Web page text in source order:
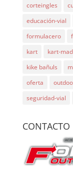
corteingles
educación-vial
formulacero
kart
kart-
kike bañuls
oferta
seguridad-vial
CONTACTO